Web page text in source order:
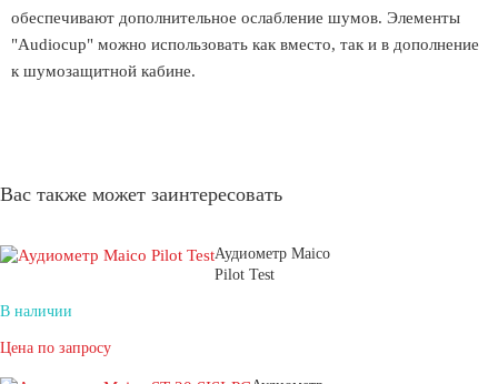
обеспечивают дополнительное ослабление шумов. Элементы
"Audiocup" можно использовать как вместо, так и в дополнение
к шумозащитной кабине.
Вас также может заинтересовать
Аудиометр Maico
Pilot Test
В наличии
Цена по запросу